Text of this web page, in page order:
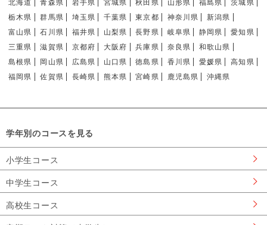
北海道 青森県 岩手県 宮城県 秋田県 山形県 福島県
茨城県
栃木県
群馬県 埼玉県 千葉県 東京都 神奈川県
新潟県
富山県
石川県 福井県 山梨県 長野県 岐阜県 静岡県
愛知県
三重県
滋賀県 京都府 大阪府 兵庫県 奈良県
和歌山県
島根県
岡山県 広島県 山口県 徳島県 香川県 愛媛県
高知県
福岡県
佐賀県 長崎県 熊本県 宮崎県 鹿児島県 沖縄県
学年別のコースを見る
小学生コース
中学生コース
高校生コース